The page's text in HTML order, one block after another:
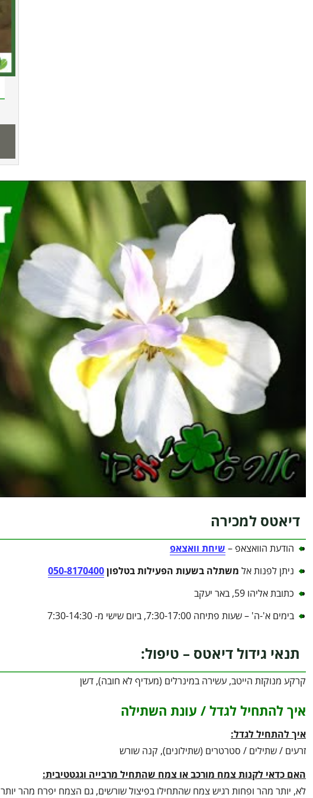
דיאטס למכירה
הודעת הוואצאפ – שיחת וואצאפ
ניתן לפנות אל משתלה בשעות הפעילות בטלפון050-8170400
כתובת אליהו 59, באר יעקב
בימים א'-ה' – שעות פתיחה 7:30-17:00, ביום שישי מ- 7:30-14:30
תנאי גידול דיאטס – טיפול:
קרקע מנוקזת הייטב, עשירה במינרלים (מעדיף לא חובה), דשן
איך להתחיל לגדל / עונת השתילה
איך להתחיל לגדל:
זרעים / שתילים / סטרטרים (שתילונים), קנה שורש
האם כדאי לקנות צמח מורכב או צמח שהתחיל מרבייה וגגטטיבית:
לא, יותר מהר ופחות רגיש צמח שהתחילו בפיצול שורשים, גם הצמח יפרח מהר יותר